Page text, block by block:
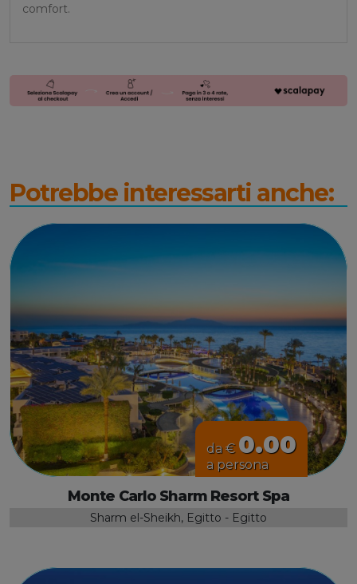
comfort.
Potrebbe interessarti anche:
da € 0.00
a persona
Monte Carlo Sharm Resort Spa
Sharm el-Sheikh, Egitto - Egitto